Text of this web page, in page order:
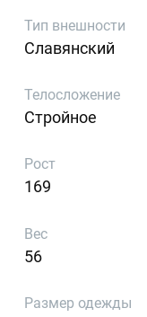
Тип внешности
Славянский
Телосложение
Стройное
Рост
169
Вес
56
Размер одежды